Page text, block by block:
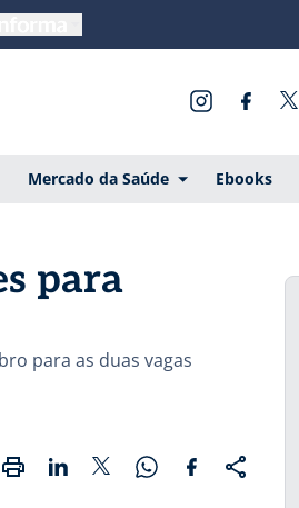
Mercado da Saúde Ebooks
para
para as duas vagas